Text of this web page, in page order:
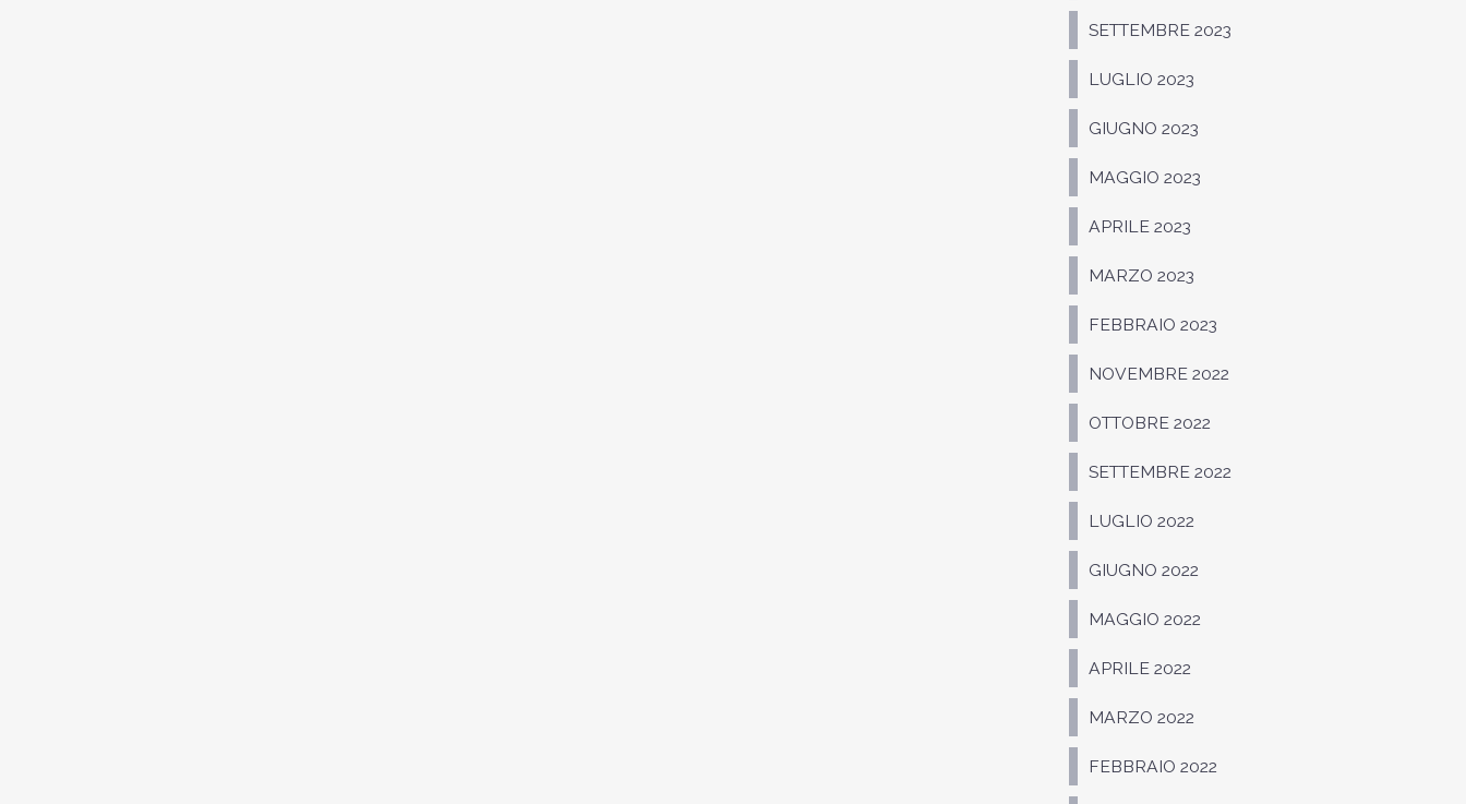
SETTEMBRE 2023
LUGLIO 2023
GIUGNO 2023
MAGGIO 2023
APRILE 2023
MARZO 2023
FEBBRAIO 2023
NOVEMBRE 2022
OTTOBRE 2022
SETTEMBRE 2022
LUGLIO 2022
GIUGNO 2022
MAGGIO 2022
APRILE 2022
MARZO 2022
FEBBRAIO 2022